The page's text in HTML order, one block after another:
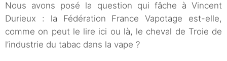
Nous avons posé la question qui fâche à Vincent
Durieux : la Fédération France Vapotage est-elle,
comme on peut le lire ici ou là, le cheval de Troie de
l’industrie du tabac dans la vape ?